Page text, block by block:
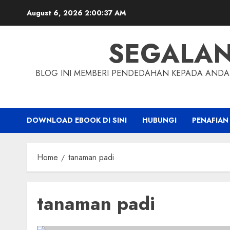
August 6, 2026 2:00:38 AM
BLOG INI MEMBERI PENDEDAHAN KEPADA
DOWNLOAD EBOOK DI SINI HUBUNGI PENAFIAN
Home tanaman padi
tanaman padi